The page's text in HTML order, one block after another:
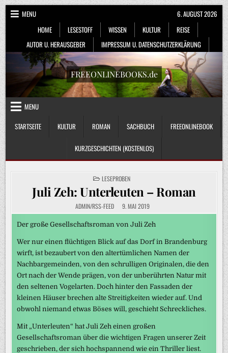
Skip
to
content
MENU
HOME
LESESTOFF WISSEN KULTUR
REISE
AUTOR U. HERAUSGEBER
IMPRESSUM U. DATENSCHUTZERKLÄRUNG
6. AUGUST 2026
FREEONLINEBOOKS.de
MENU
STARTSEITE
KULTUR ROMAN SACHBUCH FREEONLINEBOOK
KURZGESCHICHTEN (KOSTENLOS)
POSTED
IN
LESEPROBEN
Juli Zeh: Unterleuten – Roman
ADMIN/RSS-FEED 9. MAI 2019
Der große Gesellschaftsroman von Juli Zeh
Wer nur einen flüchtigen Blick auf das Dorf in Brandenburg
wirft, ist bezaubert von den altertümlichen Namen der
Nachbargemeinden, von den schrulligen Originalen, die den
Ort nach der Wende prägen, von der unberührten Natur mit
den seltenen Vogelarten. Doch hinter den Fassaden der
kleinen Häuser brechen alte Streitigkeiten wieder auf. Und
obwohl niemand etwas Böses will, geschieht Schreckliches.
Mit „Unterleuten“ hat Juli Zeh einen großen
Gesellschaftsroman über die wichtigen Fragen unserer Zeit
geschrieben, der sich hochspannend wie ein Thriller liest.